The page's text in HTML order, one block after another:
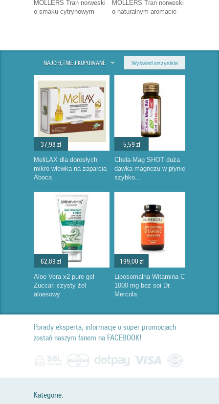
MOLLERS Tran norweski
o smaku cytrynowym
MOLLERS Tran norweski
o naturalnym aromacie
NAJCHĘTNIEJ KUPOWANE Wyświetl wszystkie
37,98 zł
MeliLAX dla dorosłych
mikro wlewka na zaparcia
Aboca
5,59 zł
Chela-Mag SHOT duża
dawka magnezu w płynie
szybko...
62,89 zł
Aloe Vera x2 pure gel
Zuccari czysty żel
aloesowy
199,00 zł
Liposomalna Witamina C
1000 mg bez soi Dr.
Mercola
Porady eksperta, informacje o super promocjach -
zostań naszym fanem na FACEBOOK!
Kategorie: